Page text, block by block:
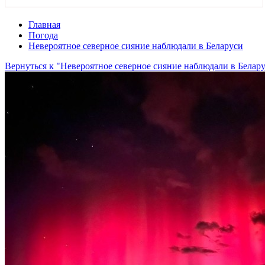
Главная
Погода
Невероятное северное сияние наблюдали в Беларуси
Вернуться к "Невероятное северное сияние наблюдали в